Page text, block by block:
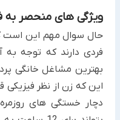
ویژگی های منحصر به
حال سوال مهم این است
فردی دارند که توجه به
بهترین مشاغل خانگی
این که زن از نظر فیزیکی
دچار خستگی های